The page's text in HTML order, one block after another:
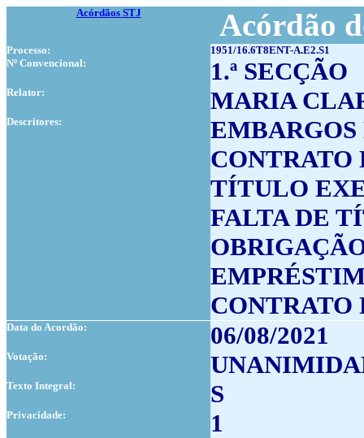
Acórdãos STJ Acórdão
Processo:
1951/16.6T8ENT-A.E2.S1
Nº Convencional:
1.ª SECÇÃO
Relator: MARIA
Descritores:
CONTRATO
TÍTULO
FALTA DE
CONTRATO
Data do Acordão: 06/08/2021
Votação:
Texto Integral: S
Privacidade: 1